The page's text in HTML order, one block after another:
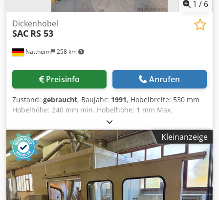
1 / 6
Nattheim 258 km
Dickenhobel
SAC RS 53
Preisinfo Anrufen
Zustand: gebraucht, Baujahr: 1991, Hobelbreite: 530 mm
Hobelhöhe: 240 mm min. Hobelhöhe: 1 mm Max.
Spanabnahme: 8 mm DM Messerwelle: 120 mm Drehzahl:
5000 U/min. Messer: 4 Stk. Motor: 4 kW
Vorschubgeschwindigkeit: 5, 7,5, 10, 15 m/min.
TIschabmessung: 960 x 530 mm Absaugstutzen: 140 mm
Gewicht: ca. 970 kg Djdpfxszi Augo Ah Nswa Lagerort:
Kunde
Kleinanzeige